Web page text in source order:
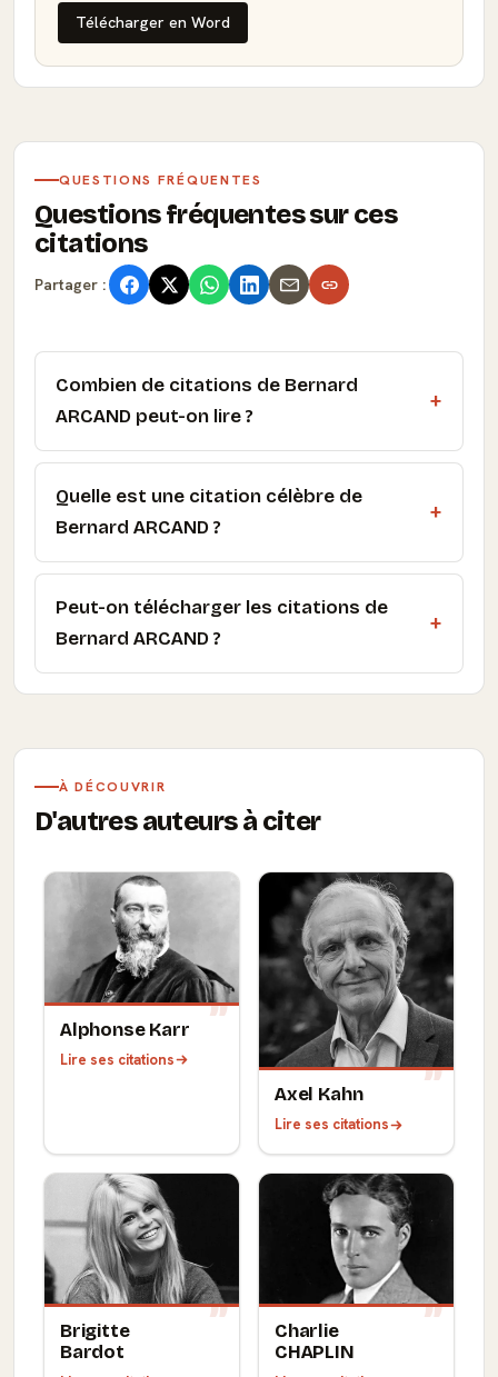
Télécharger en Word
QUESTIONS FRÉQUENTES
Questions fréquentes sur ces
citations
Partager :
Combien de citations de Bernard
ARCAND peut-on lire ?
Quelle est une citation célèbre de
Bernard ARCAND ?
Peut-on télécharger les citations de
Bernard ARCAND ?
À DÉCOUVRIR
D'autres auteurs à citer
Alphonse Karr
Lire ses citations
Axel Kahn
Lire ses citations
Brigitte
Bardot
Charlie
CHAPLIN